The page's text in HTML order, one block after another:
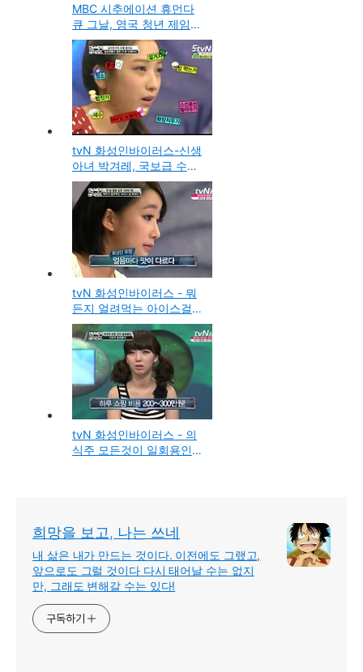
MBC 시추에이션 휴먼다
큐 그날, 영국 청년 제임스
후퍼의 무모한 도전 그날
tvN 화성인바이러스-신생
아녀 박겨레, 국보급 수발
남 김찬기 커플
tvN 화성인바이러스 - 뭐
든지 얼려먹는 아이스걸
천영화, 365일 교복만 고
집하는 교복패션 임은빈
tvN 화성인바이러스 - 의
식주 모든것이 일회용인
희망을 보고, 나는 쓰네
내 삶은 내가 만드는 것이다. 이전에도 그랬고,
앞으로도 그럴 것이다 다시 태어날 수는 없지
만, 그래도 변해갈 수는 있다!
구독하기